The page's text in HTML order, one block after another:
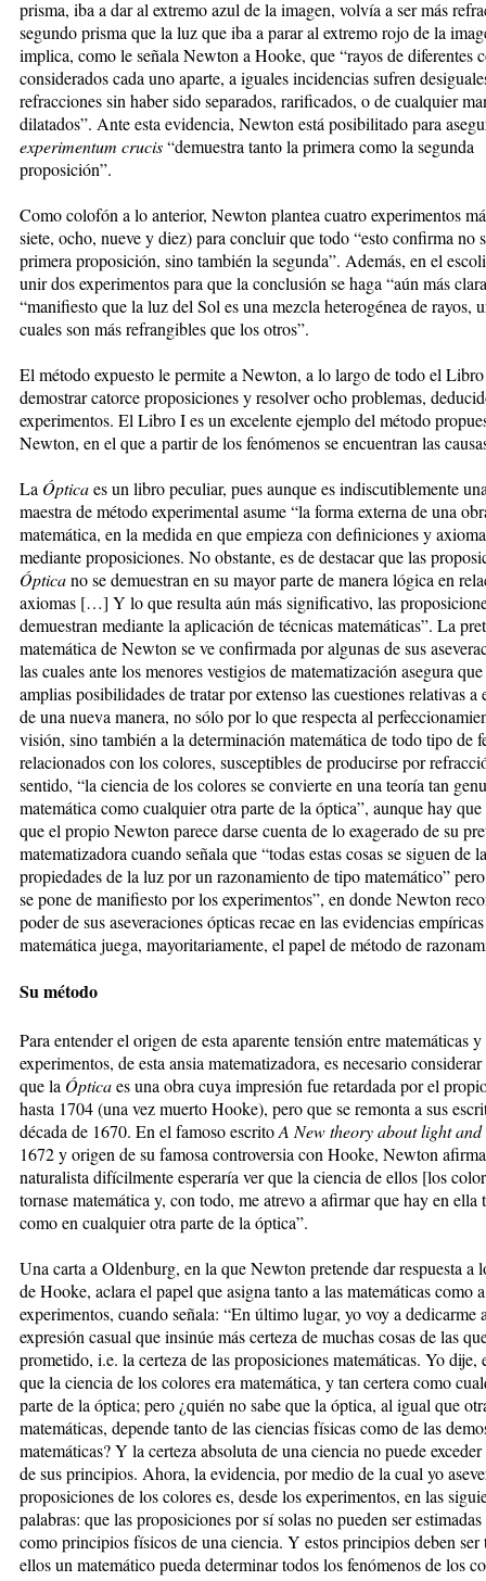
prisma, iba a dar al extremo azul de la imagen, volvía a ser más
segundo prisma que la luz que iba a parar al extremo rojo de la
implica, como le señala Newton a Hooke, que “rayos de diferentes
considerados cada uno aparte, a iguales incidencias sufren
refracciones sin haber sido separados, rarificados, o de cualquier
dilatados”. Ante esta evidencia, Newton está posibilitado para
experimentum crucis“demuestra tanto la primera como la segunda
proposición”.
Como colofón a lo anterior, Newton plantea cuatro experimentos
siete, ocho, nueve y diez) para concluir que todo “esto confirma no
primera proposición, sino también la segunda”. Además, en el
unir dos experimentos para que la conclusión se haga “aún más
“manifiesto que la luz del Sol es una mezcla heterogénea de rayos,
cuales son más refrangibles que los otros”.
El método expuesto le permite a Newton, a lo largo de todo el
demostrar catorce proposiciones y resolver ocho problemas,
experimentos. El Libro I es un excelente ejemplo del método
Newton, en el que a partir de los fenómenos se encuentran las
La Ópticaes un libro peculiar, pues aunque es indiscutiblemente
maestra de método experimental asume “la forma externa de una
matemática, en la medida en que empieza con definiciones y
mediante proposiciones. No obstante, es de destacar que las
Ópticano se demuestran en su mayor parte de manera lógica en
axiomas […] Y lo que resulta aún más significativo, las
demuestran mediante la aplicación de técnicas matemáticas”. La
matemática de Newton se ve confirmada por algunas de sus
las cuales ante los menores vestigios de matematización asegura
amplias posibilidades de tratar por extenso las cuestiones relativas a
de una nueva manera, no sólo por lo que respecta al
visión, sino también a la determinación matemática de todo tipo de
relacionados con los colores, susceptibles de producirse por
sentido, “la ciencia de los colores se convierte en una teoría tan
matemática como cualquier otra parte de la óptica”, aunque hay que
que el propio Newton parece darse cuenta de lo exagerado de su
matematizadora cuando señala que “todas estas cosas se siguen de
propiedades de la luz por un razonamiento de tipo matemático”
se pone de manifiesto por los experimentos”, en donde Newton
poder de sus aseveraciones ópticas recae en las evidencias
matemática juega, mayoritariamente, el papel de método de
Su método
Para entender el origen de esta aparente tensión entre matemáticas y
experimentos, de esta ansia matematizadora, es necesario
que la Ópticaes una obra cuya impresión fue retardada por el
hasta 1704 (una vez muerto Hooke), pero que se remonta a sus
década de 1670. En el famoso escritoA New theory about light
1672 y origen de su famosa controversia con Hooke, Newton
naturalista difícilmente esperaría ver que la ciencia de ellos [los
tornase matemática y, con todo, me atrevo a afirmar que hay en ella
como en cualquier otra parte de la óptica”.
Una carta a Oldenburg, en la que Newton pretende dar respuesta a
de Hooke, aclara el papel que asigna tanto a las matemáticas como
experimentos, cuando señala: “En último lugar, yo voy a dedicarme
expresión casual que insinúe más certeza de muchas cosas de las
prometido, i.e. la certeza de las proposiciones matemáticas. Yo dije,
que la ciencia de los colores era matemática, y tan certera como
parte de la óptica; pero ¿quién no sabe que la óptica, al igual que
matemáticas, depende tanto de las ciencias físicas como de las
matemáticas? Y la certeza absoluta de una ciencia no puede
de sus principios. Ahora, la evidencia, por medio de la cual yo
proposiciones de los colores es, desde los experimentos, en las
palabras: que las proposiciones por sí solas no pueden ser estimadas
como principios físicos de una ciencia. Y estos principios deben ser
ellos un matemático pueda determinar todos los fenómenos de los